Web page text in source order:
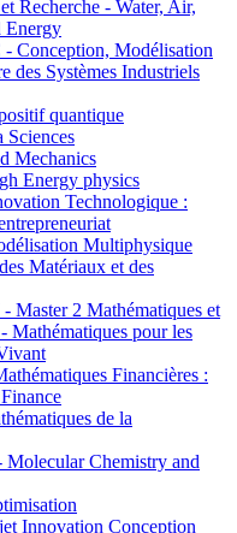
Recherche - Water, Air,
Energy
Conception, Modélisation
des Systèmes Industriels
quantique
Mechanics
Energy physics
Technologique :
Multiphysique
Matériaux et des
2 Mathématiques et
Mathématiques pour les
Financières :
de la
Chemistry and
Innovation Conception